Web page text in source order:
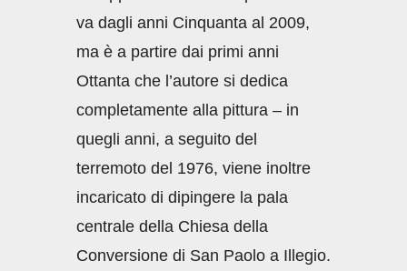
va dagli anni Cinquanta al 2009,
ma è a partire dai primi anni
Ottanta che l’autore si dedica
completamente alla pittura – in
quegli anni, a seguito del
terremoto del 1976, viene inoltre
incaricato di dipingere la pala
centrale della Chiesa della
Conversione di San Paolo a Illegio.